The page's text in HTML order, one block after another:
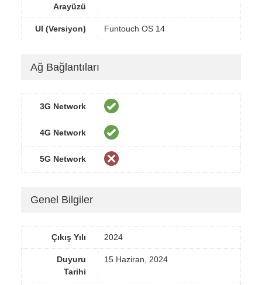
Arayüzü
UI (Versiyon) Funtouch OS 14
Ağ Bağlantıları
3G Network
4G Network
5G Network
Genel Bilgiler
Çıkış Yılı 2024
Duyuru
Tarihi
15 Haziran, 2024